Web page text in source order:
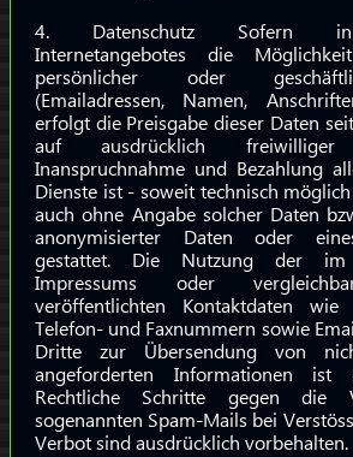
4. Datenschutz Sofern
Internetangebotes die
persönlicher oder
(Emailadressen, Namen,
erfolgt die Preisgabe dieser Daten
auf ausdrücklich
Inanspruchnahme und Bezahlung
Dienste ist - soweit technisch
auch ohne Angabe solcher Daten
anonymisierter Daten oder
gestattet. Die Nutzung der im
Impressums oder
veröffentlichten Kontaktdaten wie
Telefon- und Faxnummern sowie
Dritte zur Übersendung von
angeforderten Informationen ist
Rechtliche Schritte gegen die
sogenannten Spam-Mails bei
Verbot sind ausdrücklich vorbehalten.